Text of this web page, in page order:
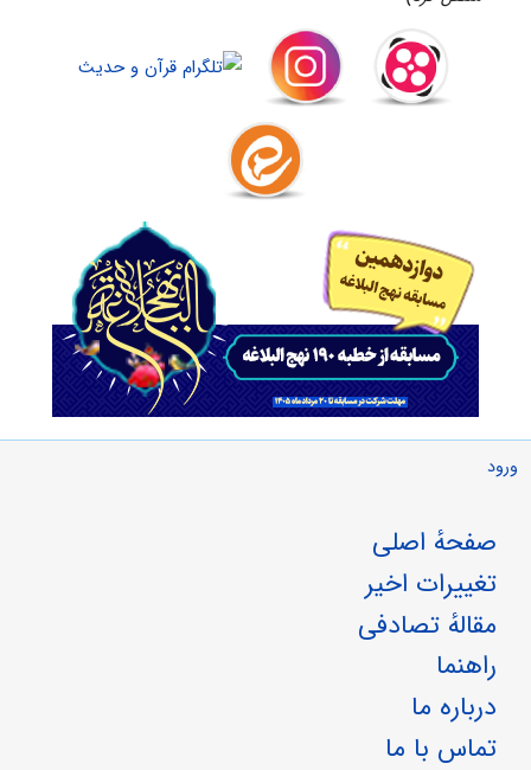
ورود
صفحهٔ اصلی
تغییرات اخیر
مقالهٔ تصادفی
راهنما
درباره ما
تماس با ما